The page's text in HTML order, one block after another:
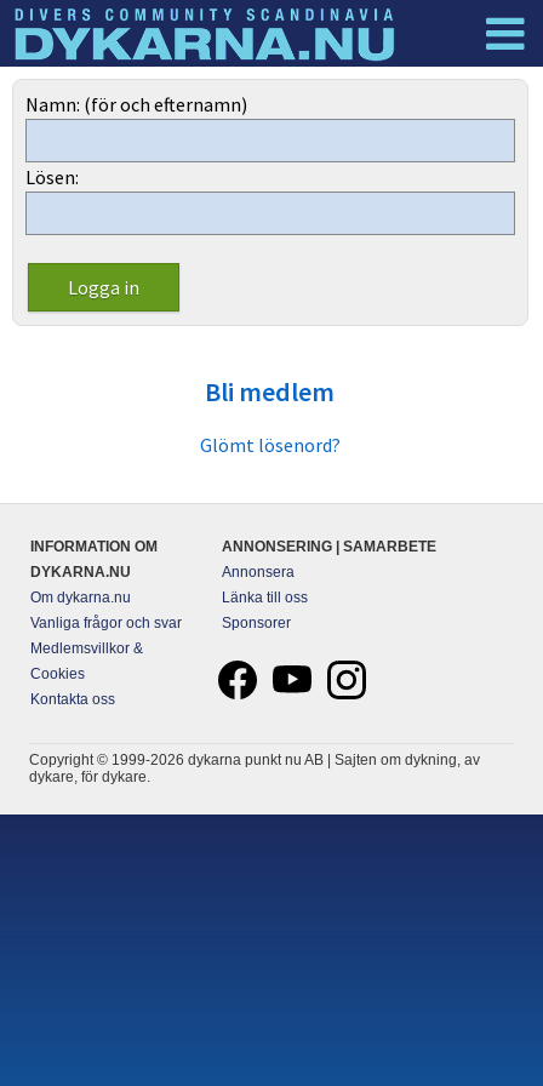
Dyknyheter
Namn: (för och efternamn)
Lösen:
Bli medlem
Glömt lösenord?
INFORMATION OM
DYKARNA.NU
Om dykarna.nu
Vanliga frågor och svar
Medlemsvillkor &
Cookies
Kontakta oss
ANNONSERING | SAMARBETE
Annonsera
Länka till oss
Sponsorer
Copyright © 1999-2026 dykarna punkt nu AB | Sajten om dykning, av
dykare, för dykare.